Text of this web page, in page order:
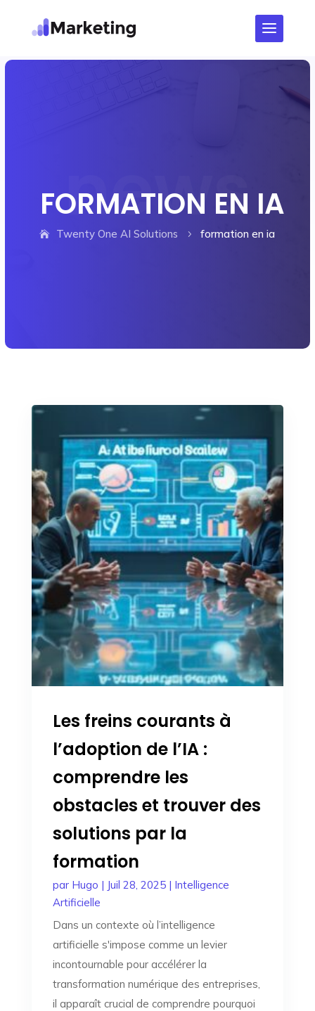
FORMATION EN IA
Twenty One AI Solutions 5 formation en ia
Les freins courants à
l’adoption de l’IA :
comprendre les
obstacles et trouver des
solutions par la
formation
par Hugo | Juil 28, 2025| Intelligence
Artificielle
Dans un contexte où l’intelligence
artificielle s'impose comme un levier
incontournable pour accélérer la
transformation numérique des entreprises,
il apparaît crucial de comprendre pourquoi